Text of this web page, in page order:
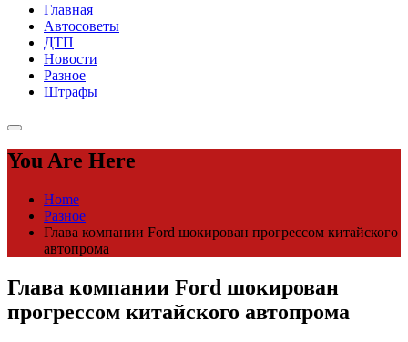
Главная
Автосоветы
ДТП
Новости
Разное
Штрафы
You Are Here
Home
Разное
Глава компании Ford шокирован прогрессом китайского
автопрома
Глава компании Ford шокирован
прогрессом китайского автопрома